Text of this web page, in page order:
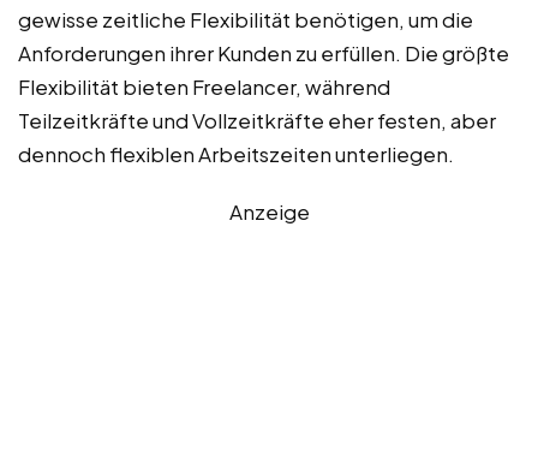
gewisse zeitliche Flexibilität benötigen, um die
Anforderungen ihrer Kunden zu erfüllen. Die größte
Flexibilität bieten Freelancer, während
Teilzeitkräfte und Vollzeitkräfte eher festen, aber
dennoch flexiblen Arbeitszeiten unterliegen.
Anzeige